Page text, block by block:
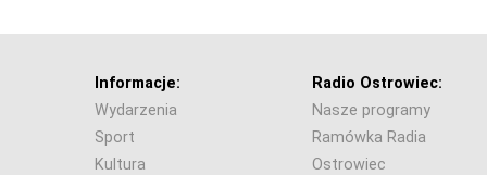
Informacje:
Wydarzenia
Sport
Kultura
Radio Ostrowiec:
Nasze programy
Ramówka Radia
Ostrowiec